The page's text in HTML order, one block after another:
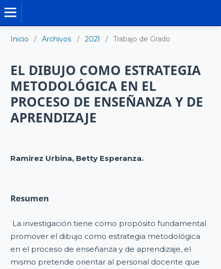
Inicio / Archivos / 2021 / Trabajo de Grado
EL DIBUJO COMO ESTRATEGIA
METODOLÓGICA EN EL
PROCESO DE ENSEÑANZA Y DE
APRENDIZAJE
Ramírez Urbina, Betty Esperanza.
Resumen
La investigación tiene como propósito fundamental
promover el dibujo como estrategia metodológica
en el proceso de enseñanza y de aprendizaje, el
mismo pretende orientar al personal docente que